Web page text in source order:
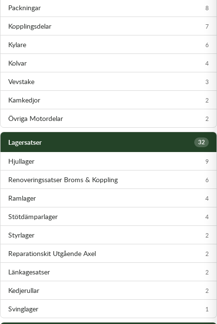
Olja MC
Skydd
Vätskesystem
Fjädring
Hjul
Lagersatser
Motordelar & Filter
Plast
Styren & Reglage
Mopedslang
Mousse
Slang
Trialdäck
Tubliss
Kylarvätska
Luftfilterolja & Rengöring
Oljepaket
Sprayer
Tvätt & Rengöring
Växellådsolja
Övriga Kemprodukter
Chassidelar
Drivremmar & Variatorremmar
Eldelar
Fjädring
Hytter & Flaklock
Karossdelar & Tillbehör
Kyl- & värmesystemdelar
Motordelar
Styren & Tillbehör
Transmission & Drivlina
Variatordelar
Vinschar & Tillbehör
Vinterprodukter
Trail
Slangar
Packningar 8
Kopplingsdelar 7
Kylare 6
Kolvar 4
Vevstake 3
Kamkedjor 2
Övriga Motordelar 2
Lagersatser 32
Hjullager 9
Renoveringssatser Broms & Koppling 6
Ramlager 4
Stötdämparlager 4
Styrlager 2
Reparationskit Utgående Axel 2
Länkagesatser 2
Kedjerullar 2
Svinglager 1